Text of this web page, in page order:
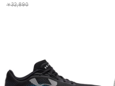
￥32,890